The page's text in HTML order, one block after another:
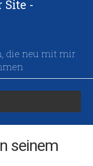
Site -
die neu mit mir
seinem